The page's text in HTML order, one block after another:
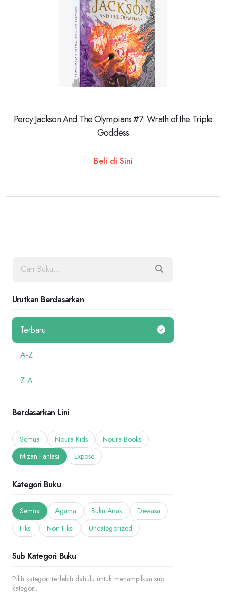
Percy Jackson And The Olympians #7: Wrath of the Triple
Goddess
Beli di Sini
Urutkan Berdasarkan
Terbaru
A-Z
Z-A
Berdasarkan Lini
Semua Noura Kids
Noura Books
Mizan Fantasi
Expose
Kategori Buku
Semua Agama Buku Anak
Dewasa
Fiksi
Non Fiksi Uncategorized
Sub Kategori Buku
Pilih kategori terlebih dahulu untuk menampilkan sub
kategori.